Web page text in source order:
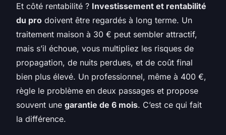
Et côté rentabilité ? Investissement et rentabilité
du pro doivent être regardés à long terme. Un
traitement maison à 30 € peut sembler attractif,
mais s’il échoue, vous multipliez les risques de
propagation, de nuits perdues, et de coût final
bien plus élevé. Un professionnel, même à 400 €,
règle le problème en deux passages et propose
souvent une garantie de 6 mois. C’est ce qui fait
la différence.